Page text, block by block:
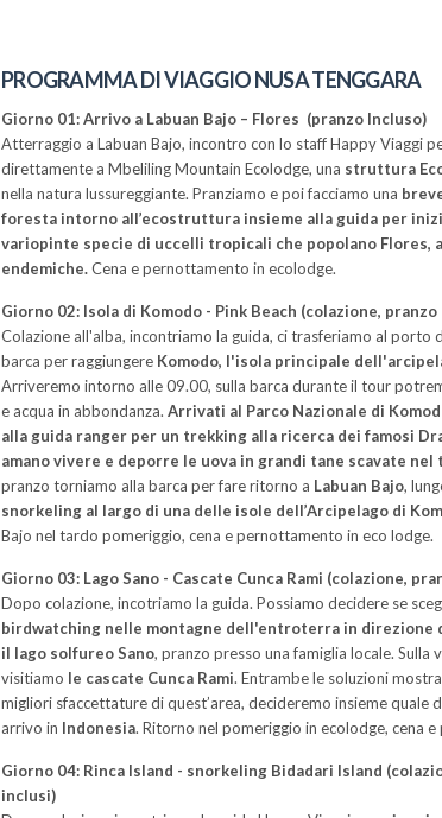
PROGRAMMA DI VIAGGIO NUSA TENGGARA
Giorno 01: Arrivo a Labuan Bajo – Flores (pranzo Incluso)
Atterraggio a Labuan Bajo, incontro con lo staff Happy Viaggi
direttamente a Mbeliling Mountain Ecolodge, una struttura
nella natura lussureggiante. Pranziamo e poi facciamo una
foresta intorno all’ecostruttura insieme alla guida per
variopinte specie di uccelli tropicali che popolano Flores,
endemiche.Cena e pernottamento in ecolodge.
Giorno 02: Isola di Komodo - Pink Beach (colazione,
Colazione all'alba, incontriamo la guida, ci trasferiamo al porto
barca per raggiungere Komodo, l'isola principale
Arriveremo intorno alle 09.00, sulla barca durante il tour
e acqua in abbondanza. Arrivati al Parco Nazionale di
alla guida ranger per un trekking alla ricerca dei famosi
amano vivere e deporre le uova in grandi tane scavate nel
pranzo torniamo alla barca per fare ritorno a Labuan Bajo,
snorkeling al largo di una delle isole dell’Arcipelago di
Bajo nel tardo pomeriggio, cena e pernottamento in eco lodge.
Giorno 03: Lago Sano - Cascate Cunca Rami (colazione,
Dopo colazione, incotriamo la guida. Possiamo decidere se
birdwatching nelle montagne dell'entroterra in direzione
il lago solfureo Sano, pranzo presso una famiglia locale. Sulla
visitiamo le cascate Cunca Rami. Entrambe le soluzioni
migliori sfaccettature di quest’area, decideremo insieme quale
arrivo in Indonesia. Ritorno nel pomeriggio in ecolodge, cena
Giorno 04: Rinca Island - snorkeling Bidadari Island
inclusi)